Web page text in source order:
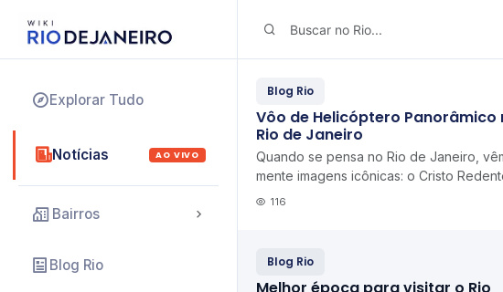
Explorar Tudo
Notícias AO VIVO
Bairros
Blog Rio
Blog Rio
Vôo de Helicóptero Panorâmico
Rio de Janeiro
Quando se pensa no Rio de Janeiro,
mente imagens icônicas: o Cristo
Pão de Açúcar, as praias de
116
Blog Rio